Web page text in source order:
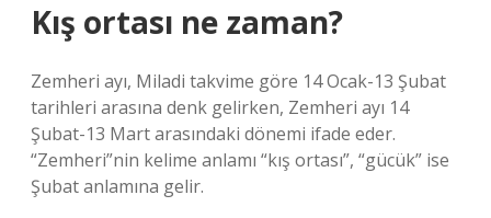
Kış ortası ne zaman?
Zemheri ayı, Miladi takvime göre 14 Ocak-13 Şubat
tarihleri ​​arasına denk gelirken, Zemheri ayı 14
Şubat-13 Mart arasındaki dönemi ifade eder.
“Zemheri”nin kelime anlamı “kış ortası”, “gücük” ise
Şubat anlamına gelir.